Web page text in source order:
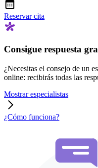
Reservar cita
Consigue respuesta
¿Necesitas el consejo de un
online: recibirás todas las
Mostrar especialistas
¿Cómo funciona?